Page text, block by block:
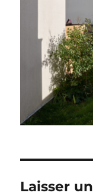
Laisser